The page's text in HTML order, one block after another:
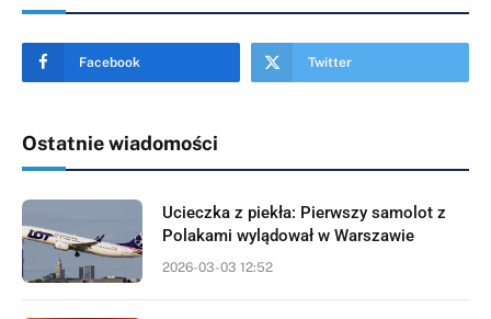
Facebook Twitter
Ostatnie wiadomości
Ucieczka z piekła: Pierwszy samolot z
Polakami wylądował w Warszawie
2026-03-03 12:52